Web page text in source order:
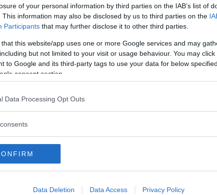
of your personal information by third parties on the IAB’s list of
This information may also be disclosed by us to third parties on the
Participants that may further disclose it to other third parties.
that this website/app uses one or more Google services and may
but not limited to your visit or usage behaviour. You may
to Google and its third-party tags to use your data for below
consent section.
Data Processing Opt Outs
Data Deletion Data Access Privacy Policy
av 1,63 miljoner doser av Modernas mRNA-vaccin
ökning av diabetes i USA
som fortsätter att skjuta i höjden i USA.
orsakerna...
familjer
motsvarande 250.000 kronor till alla vars
Det var...